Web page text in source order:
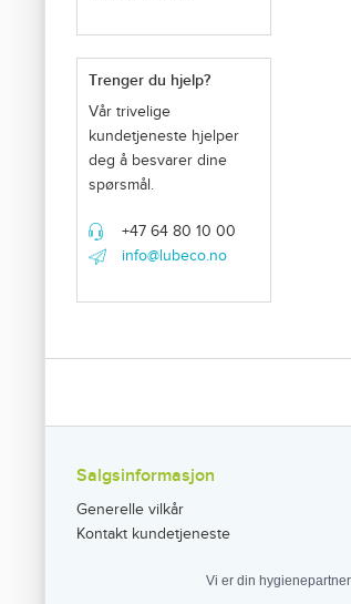
Trenger du hjelp?
Vår trivelige
kundetjeneste hjelper
deg å besvarer dine
spørsmål.
+47 64 80 10 00
info@lubeco.no
Salgsinformasjon
Generelle vilkår
Kontakt kundetjeneste
Vi er din